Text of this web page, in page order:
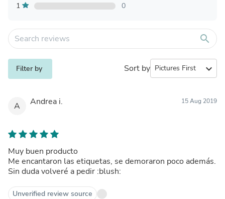
1
0
search
Filter by Sort by expand_more
A Andrea i. 15 Aug 2019
Muy buen producto
Me encantaron las etiquetas, se demoraron poco además.
Sin duda volveré a pedir :blush:
Unverified review source